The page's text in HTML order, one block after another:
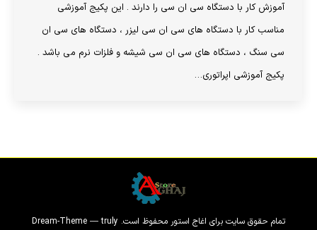
آموزش کار با دستگاه سی ان سی را دارند . این پکیج آموزشی
مناسب کار با دستگاه های سی ان سی لیزر ، دستگاه های سی ان
سی سنگ ، دستگاه های سی ان سی شیشه و فلزات نرم می باشد .
پکیج آموزشی اپراتوری…
تمام حقوق سایت برای اغاج استور محفوظ است. Dream-Theme — truly